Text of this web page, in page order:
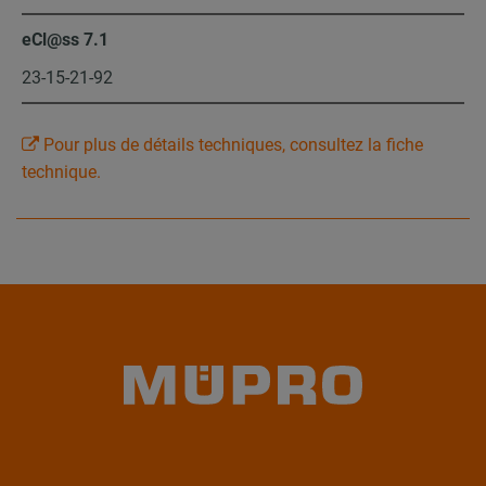
eCl@ss 7.1
23-15-21-92
Pour plus de détails techniques, consultez la fiche
technique.